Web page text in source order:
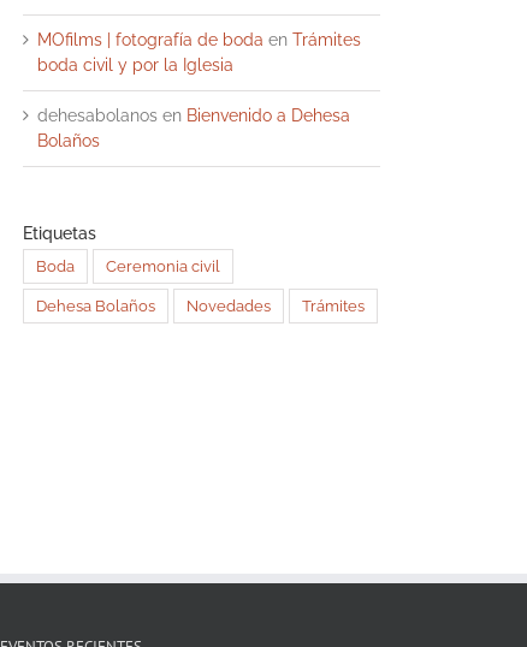
MOfilms | fotografía de boda en Trámites
boda civil y por la Iglesia
dehesabolanos en Bienvenido a Dehesa
Bolaños
Etiquetas
Boda Ceremonia civil
Dehesa Bolaños Novedades Trámites